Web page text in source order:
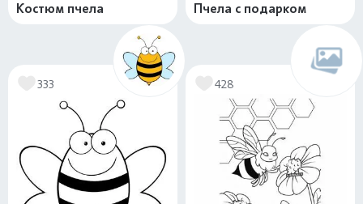
Костюм пчела Пчела с подарком
333 428